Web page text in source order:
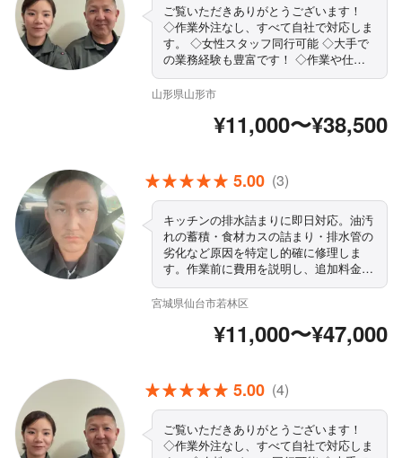
ご覧いただきありがとうございます！
◇作業外注なし、すべて自社で対応しま
す。 ◇女性スタッフ同行可能 ◇大手で
の業務経験も豊富です！ ◇作業や仕上
がりにご不満の場合は、無料で追加対応
いたします。 ◇営業時間外・対応地域
対応します！ぜひ当店にお任せください
まずはお気軽にご相談ください！
山形県山形市
¥11,000〜¥38,500
5.00 (3)
キッチンの排水詰まりに即日対応。油汚
れの蓄積・食材カスの詰まり・排水管の
劣化など原因を特定し的確に修理しま
す。作業前に費用を説明し、追加料金な
し。自社スタッフが365日対応。お気軽
にご相談ください。
宮城県仙台市若林区
¥11,000〜¥47,000
5.00 (4)
ご覧いただきありがとうございます！
◇作業外注なし、すべて自社で対応しま